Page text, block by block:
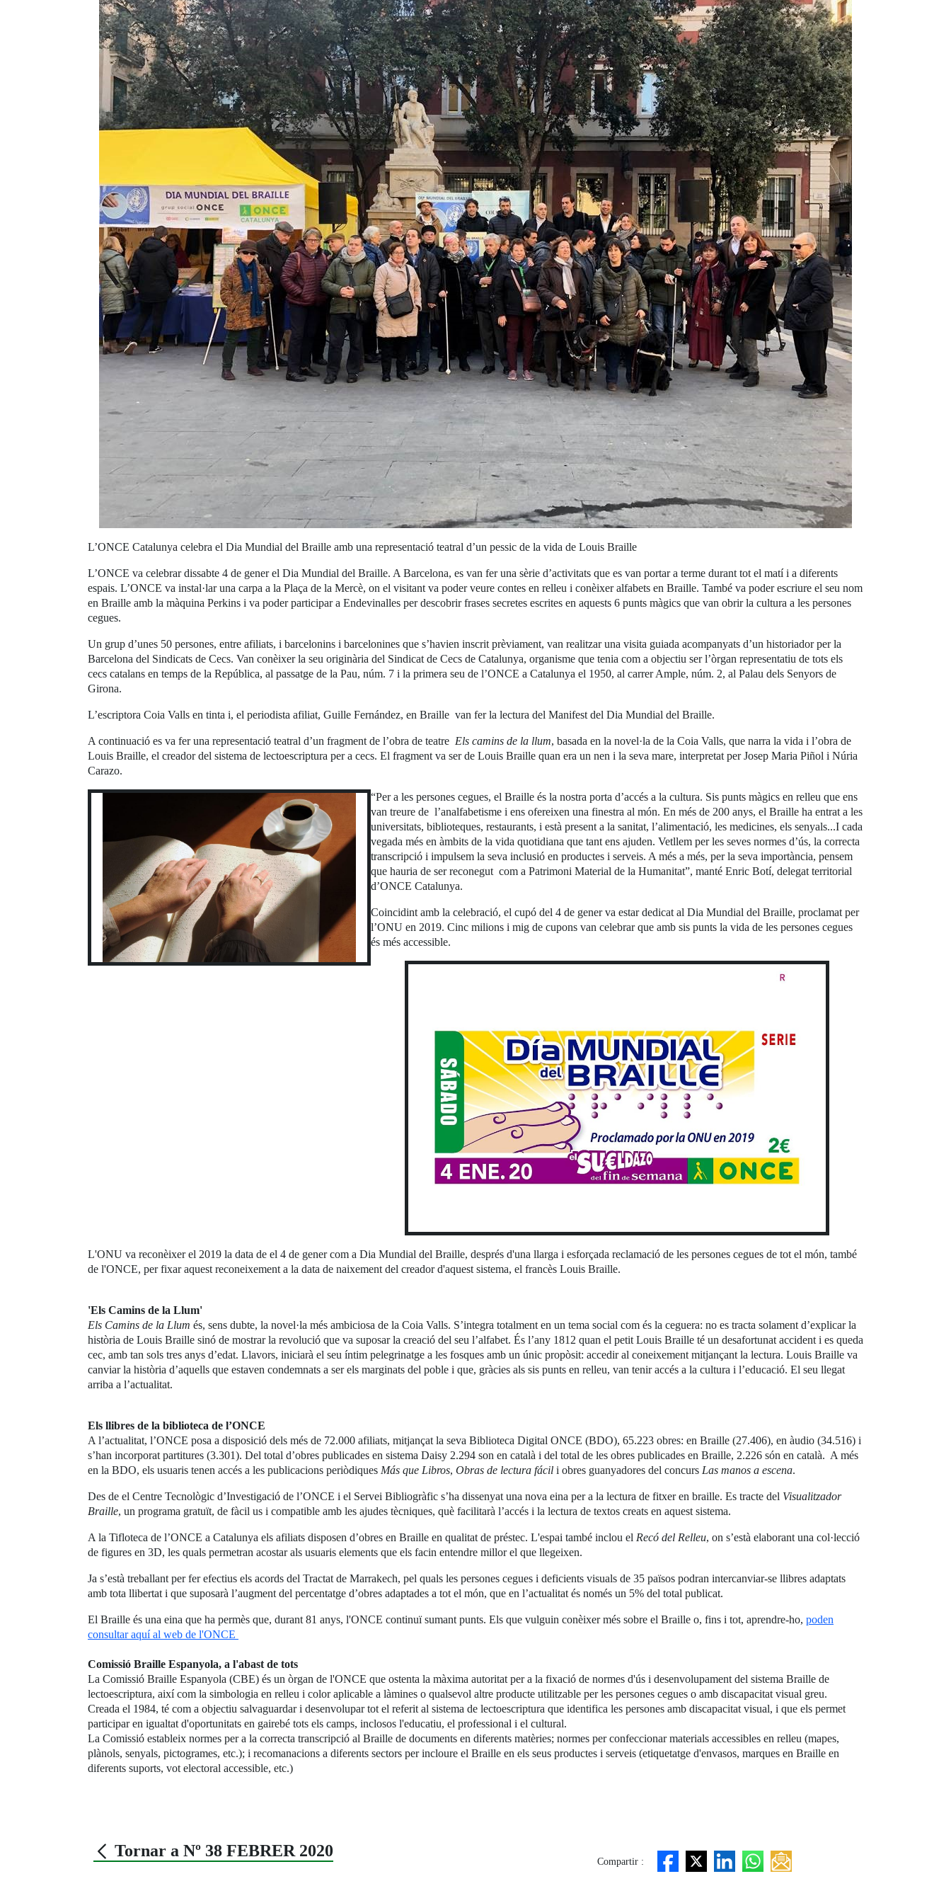
L’ONCE Catalunya celebra el Dia Mundial del Braille amb una representació teatral d’un pessic de la vida de Louis Braille
L’ONCE va celebrar dissabte 4 de gener el Dia Mundial del Braille. A Barcelona, es van fer una sèrie d’activitats que es van portar a terme durant tot el matí i a diferents
espais. L’ONCE va instal·lar una carpa a la Plaça de la Mercè, on el visitant va poder veure contes en relleu i conèixer alfabets en Braille. També va poder escriure el seu nom
en Braille amb la màquina Perkins i va poder participar a Endevinalles per descobrir frases secretes escrites en aquests 6 punts màgics que van obrir la cultura a les persones
cegues.
Un grup d’unes 50 persones, entre afiliats, i barcelonins i barcelonines que s’havien inscrit prèviament, van realitzar una visita guiada acompanyats d’un historiador per la
Barcelona del Sindicats de Cecs. Van conèixer la seu originària del Sindicat de Cecs de Catalunya, organisme que tenia com a objectiu ser l’òrgan representatiu de tots els
cecs catalans en temps de la República, al passatge de la Pau, núm. 7 i la primera seu de l’ONCE a Catalunya el 1950, al carrer Ample, núm. 2, al Palau dels Senyors de
Girona.
L’escriptora Coia Valls en tinta i, el periodista afiliat, Guille Fernández, en Braille van fer la lectura del Manifest del Dia Mundial del Braille.
A continuació es va fer una representació teatral d’un fragment de l’obra de teatre Els camins de la llum, basada en la novel·la de la Coia Valls, que narra la vida i l’obra de
Louis Braille, el creador del sistema de lectoescriptura per a cecs. El fragment va ser de Louis Braille quan era un nen i la seva mare, interpretat per Josep Maria Piñol i Núria
Carazo.
“Per a les persones cegues, el Braille és la nostra porta d’accés a la cultura. Sis punts màgics en relleu que ens
van treure de l’analfabetisme i ens ofereixen una finestra al món. En més de 200 anys, el Braille ha entrat a les
universitats, biblioteques, restaurants, i està present a la sanitat, l’alimentació, les medicines, els senyals...I cada
vegada més en àmbits de la vida quotidiana que tant ens ajuden. Vetllem per les seves normes d’ús, la correcta
transcripció i impulsem la seva inclusió en productes i serveis. A més a més, per la seva importància, pensem
que hauria de ser reconegut com a Patrimoni Material de la Humanitat”, manté Enric Botí, delegat territorial
d’ONCE Catalunya.
Coincidint amb la celebració, el cupó del 4 de gener va estar dedicat al Dia Mundial del Braille, proclamat per
l’ONU en 2019. Cinc milions i mig de cupons van celebrar que amb sis punts la vida de les persones cegues
és més accessible.
L'ONU va reconèixer el 2019 la data de el 4 de gener com a Dia Mundial del Braille, després d'una llarga i esforçada reclamació de les persones cegues de tot el món, també
de l'ONCE, per fixar aquest reconeixement a la data de naixement del creador d'aquest sistema, el francès Louis Braille.
'Els Camins de la Llum'
Els Camins de la Llum és, sens dubte, la novel·la més ambiciosa de la Coia Valls. S’integra totalment en un tema social com és la ceguera: no es tracta solament d’explicar la
història de Louis Braille sinó de mostrar la revolució que va suposar la creació del seu l’alfabet. És l’any 1812 quan el petit Louis Braille té un desafortunat accident i es queda
cec, amb tan sols tres anys d’edat. Llavors, iniciarà el seu íntim pelegrinatge a les fosques amb un únic propòsit: accedir al coneixement mitjançant la lectura. Louis Braille va
canviar la història d’aquells que estaven condemnats a ser els marginats del poble i que, gràcies als sis punts en relleu, van tenir accés a la cultura i l’educació. El seu llegat
arriba a l’actualitat.
Els llibres de la biblioteca de l’ONCE
A l’actualitat, l’ONCE posa a disposició dels més de 72.000 afiliats, mitjançat la seva Biblioteca Digital ONCE (BDO), 65.223 obres: en Braille (27.406), en àudio (34.516) i
s’han incorporat partitures (3.301). Del total d’obres publicades en sistema Daisy 2.294 son en català i del total de les obres publicades en Braille, 2.226 són en català. A més
en la BDO, els usuaris tenen accés a les publicacions periòdiques Más que Libros, Obras de lectura fácil i obres guanyadores del concurs Las manos a escena.
Des de el Centre Tecnològic d’Investigació de l’ONCE i el Servei Bibliogràfic s’ha dissenyat una nova eina per a la lectura de fitxer en braille. Es tracte del Visualitzador
Braille, un programa gratuït, de fàcil us i compatible amb les ajudes tècniques, què facilitarà l’accés i la lectura de textos creats en aquest sistema.
A la Tifloteca de l’ONCE a Catalunya els afiliats disposen d’obres en Braille en qualitat de préstec. L'espai també inclou el Recó del Relleu, on s’està elaborant una col·lecció
de figures en 3D, les quals permetran acostar als usuaris elements que els facin entendre millor el que llegeixen.
Ja s’està treballant per fer efectius els acords del Tractat de Marrakech, pel quals les persones cegues i deficients visuals de 35 països podran intercanviar-se llibres adaptats
amb tota llibertat i que suposarà l’augment del percentatge d’obres adaptades a tot el món, que en l’actualitat és només un 5% del total publicat.
El Braille és una eina que ha permès que, durant 81 anys, l'ONCE continuï sumant punts. Els que vulguin conèixer més sobre el Braille o, fins i tot, aprendre-ho, poden
consultar aquí al web de l'ONCE
Comissió Braille Espanyola, a l'abast de tots
La Comissió Braille Espanyola (CBE) és un òrgan de l'ONCE que ostenta la màxima autoritat per a la fixació de normes d'ús i desenvolupament del sistema Braille de
lectoescriptura, així com la simbologia en relleu i color aplicable a làmines o qualsevol altre producte utilitzable per les persones cegues o amb discapacitat visual greu.
Creada el 1984, té com a objectiu salvaguardar i desenvolupar tot el referit al sistema de lectoescriptura que identifica les persones amb discapacitat visual, i que els permet
participar en igualtat d'oportunitats en gairebé tots els camps, inclosos l'educatiu, el professional i el cultural.
La Comissió estableix normes per a la correcta transcripció al Braille de documents en diferents matèries; normes per confeccionar materials accessibles en relleu (mapes,
plànols, senyals, pictogrames, etc.); i recomanacions a diferents sectors per incloure el Braille en els seus productes i serveis (etiquetatge d'envasos, marques en Braille en
diferents suports, vot electoral accessible, etc.)
Tornar a Nº 38 FEBRER 2020
Compartir :